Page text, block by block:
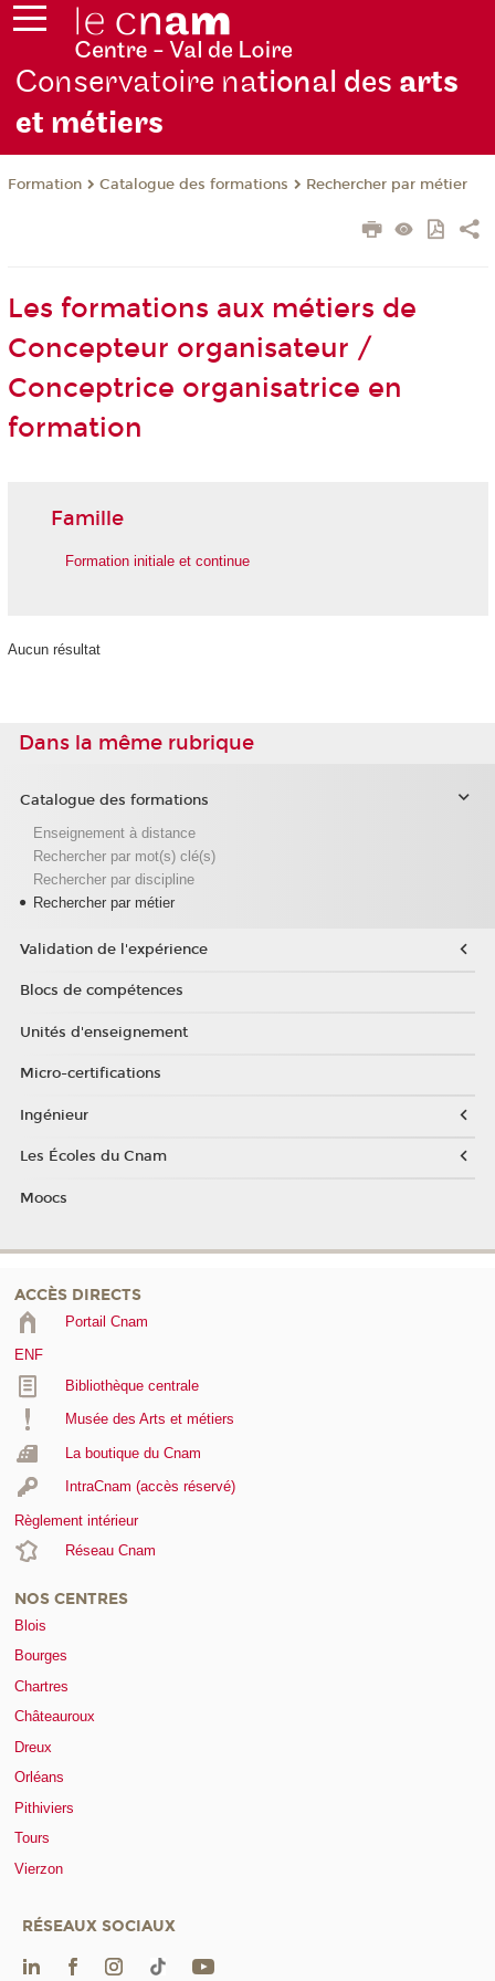
Conservatoire national des arts
et métiers
Formation Catalogue des formations Rechercher par métier
Les formations aux métiers de
Concepteur organisateur /
Conceptrice organisatrice en
formation
Famille
Formation initiale et continue
Aucun résultat
Dans la même rubrique
Catalogue des formations
Enseignement à distance
Rechercher par mot(s) clé(s)
Rechercher par discipline
Rechercher par métier
Validation de l'expérience
Blocs de compétences
Unités d'enseignement
Micro-certifications
Ingénieur
Les Écoles du Cnam
Moocs
ACCÈS DIRECTS
Portail Cnam
ENF
Bibliothèque centrale
Musée des Arts et métiers
La boutique du Cnam
IntraCnam (accès réservé)
Règlement intérieur
Réseau Cnam
NOS CENTRES
Blois
Bourges
Chartres
Châteauroux
Dreux
Orléans
Pithiviers
Tours
Vierzon
RÉSEAUX SOCIAUX